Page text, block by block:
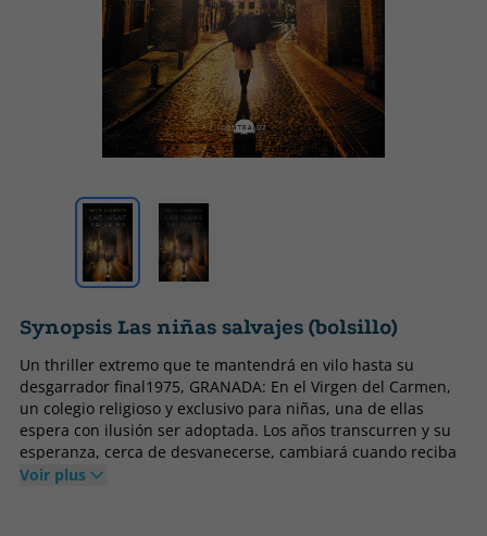
Synopsis Las niñas salvajes (bolsillo)
Un thriller extremo que te mantendrá en vilo hasta su
desgarrador final1975, GRANADA: En el Virgen del Carmen,
un colegio religioso y exclusivo para niñas, una de ellas
espera con ilusión ser adoptada. Los años transcurren y su
esperanza, cerca de desvanecerse, cambiará cuando reciba
el aviso de que una familia está interesada en ella.2017, UN
Voir plus